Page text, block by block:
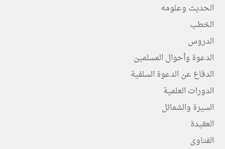
الحديث وعلومه
الخطب
الدروس
الدعوة وأحوال المسلمين
الدفاع عن الدعوة السلفية
الدورات العلمية
السيرة والشمائل
العقيدة
الفتاوى